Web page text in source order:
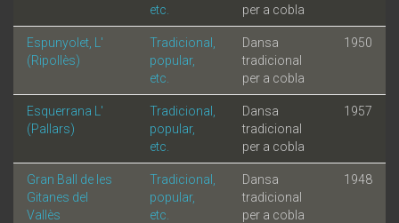
etc.
per a cobla
Espunyolet, L'
(Ripollès)
Tradicional,
popular,
etc.
Dansa
tradicional
per a cobla
1950
Esquerrana L'
(Pallars)
Tradicional,
popular,
etc.
Dansa
tradicional
per a cobla
1957
Gran Ball de les
Gitanes del
Vallès
Tradicional,
popular,
etc.
Dansa
tradicional
per a cobla
1948